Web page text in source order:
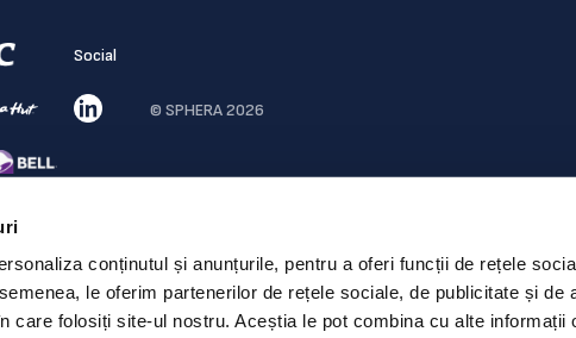
conținutul și anunțurile, pentru a oferi funcții de rețele
le oferim partenerilor de rețele sociale, de publicitate și de
care folosiți site-ul nostru. Aceștia le pot combina cu alte informații
Social
© SPHERA 2026